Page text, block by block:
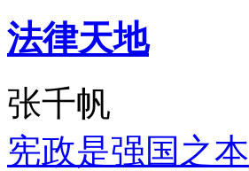
法律天地
张千帆
宪政是强国之本